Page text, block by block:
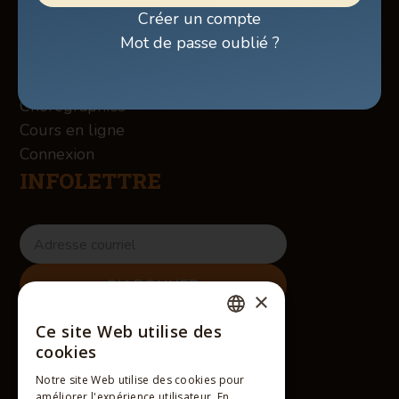
Créer un compte
Mot de passe oublié ?
Boutique
À propos des Winslow
Chorégraphies
Cours en ligne
Connexion
INFOLETTRE
RÉSEAUX SOCIAUX
×
Ce site Web utilise des
cookies
Notre site Web utilise des cookies pour